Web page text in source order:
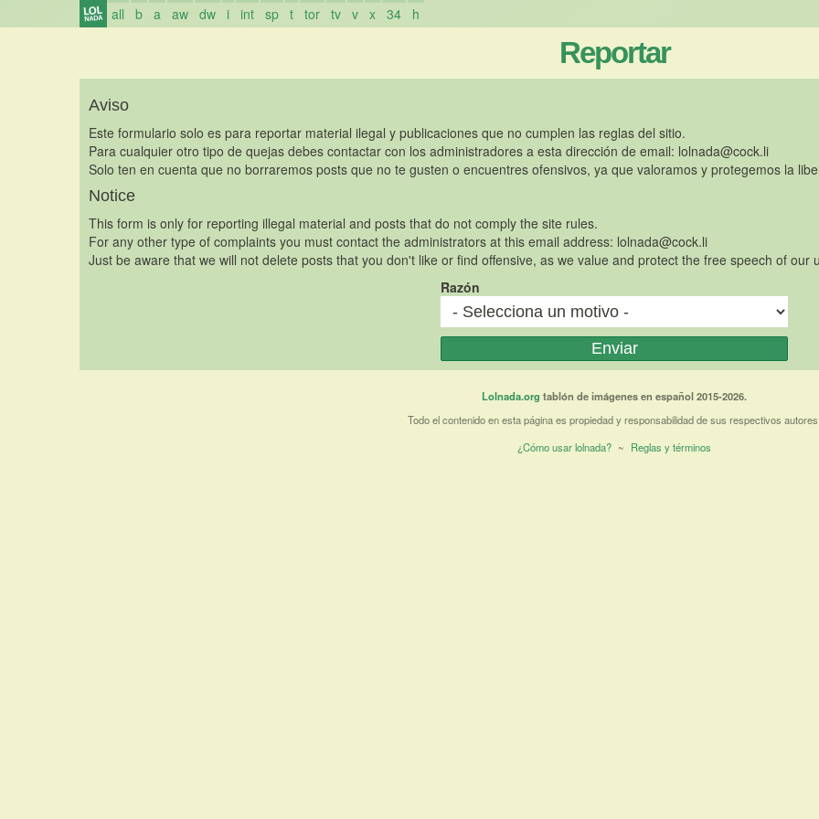
all b a aw dw i int sp t tor tv v x 34 h
Reportar
Aviso
Este formulario solo es para reportar material ilegal y publicaciones que no cumplen las reglas del sitio.
Para cualquier otro tipo de quejas debes contactar con los administradores a esta dirección de email: lolnada@cock.li
Solo ten en cuenta que no borraremos posts que no te gusten o encuentres ofensivos, ya que valoramos y protegemos la
Notice
This form is only for reporting illegal material and posts that do not comply the site rules.
For any other type of complaints you must contact the administrators at this email address: lolnada@cock.li
Just be aware that we will not delete posts that you don't like or find offensive, as we value and protect the free speech of our
Razón
Lolnada.org tablón de imágenes en español 2015-2026.
Todo el contenido en esta página es propiedad y responsabilidad de sus respectivos
¿Cómo usar lolnada? ~ Reglas y términos